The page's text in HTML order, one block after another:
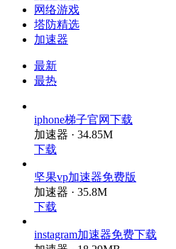
网络游戏
塔防精选
加速器
最新
最热
iphone梯子官网下载
加速器 · 34.85M
下载
坚果vp加速器免费版
加速器 · 35.8M
下载
instagram加速器免费下载